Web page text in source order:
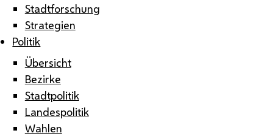
Stadtforschung
Strategien
Politik
Übersicht
Bezirke
Stadtpolitik
Landespolitik
Wahlen